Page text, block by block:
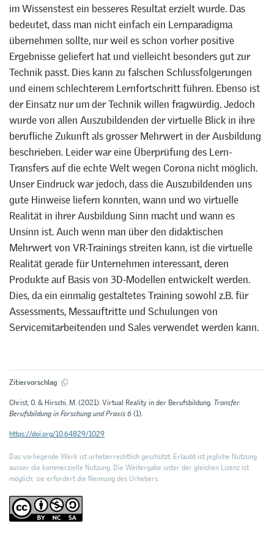
im Wissenstest ein besseres Resultat erzielt wurde. Das
bedeutet, dass man nicht einfach ein Lernparadigma
übernehmen sollte, nur weil es schon vorher positive
Ergebnisse geliefert hat und vielleicht besonders gut zur
Technik passt. Dies kann zu falschen Schlussfolgerungen
und einem schlechterem Lernfortschritt führen. Ebenso ist
der Einsatz nur um der Technik willen fragwürdig. Jedoch
wurde von allen Auszubildenden der virtuelle Blick in ihre
berufliche Zukunft als grosser Mehrwert in der Ausbildung
beschrieben. Leider war eine Überprüfung des Lern-
Transfers auf die echte Welt wegen Corona nicht möglich.
Unser Eindruck war jedoch, dass die Auszubildenden uns
gute Hinweise liefern konnten, wann und wo virtuelle
Realität in ihrer Ausbildung Sinn macht und wann es
Unsinn ist. Auch wenn man über den didaktischen
Mehrwert von VR-Trainings streiten kann, ist die virtuelle
Realität gerade für Unternehmen interessant, deren
Produkte auf Basis von 3D-Modellen entwickelt werden.
Dies, da ein einmalig gestaltetes Training sowohl z.B. für
Assessments, Messauftritte und Schulungen von
Servicemitarbeitenden und Sales verwendet werden kann.
Zitiervorschlag
Christ, O. & Hirschi, M. (2021). Virtual Reality in der Berufsbildung. Transfer.
Berufsbildung in Forschung und Praxis 6(1).
https://doi.org/10.64829/1029
Das vorliegende Werk ist urheberrechtlich geschützt. Erlaubt ist jegliche Nutzung
ausser die kommerzielle Nutzung. Die Weitergabe unter der gleichen Lizenz ist
möglich; sie erfordert die Nennung des Urhebers.